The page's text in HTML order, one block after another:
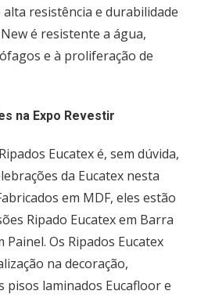
resistência e durabilidade
é resistente a água,
e à proliferação de
na Expo Revestir
Eucatex é, sem dúvida,
da Eucatex nesta
em MDF, eles estão
Ripado Eucatex em Barra
Painel. Os Ripados Eucatex
na decoração,
pisos laminados Eucafloor e